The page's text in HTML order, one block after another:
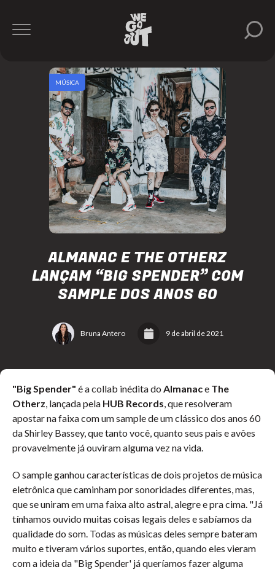
ALMANAC E THE OTHERZ
LANÇAM “BIG SPENDER” COM
SAMPLE DOS ANOS 60
Bruna Antero 9 de abril de 2021
MÚSICA
"Big Spender" é a collab inédita do Almanace The
Otherz, lançada pela HUB Records, que resolveram
apostar na faixa com um sample de um clássico dos anos 60
da Shirley Bassey, que tanto você, quanto seus pais e avôes
provavelmente já ouviram alguma vez na vida.
O sample ganhou características de dois projetos de música
eletrônica que caminham por sonoridades diferentes, mas,
que se uniram em uma faixa alto astral, alegre e pra cima. "Já
tínhamos ouvido muitas coisas legais deles e sabíamos da
qualidade do som. Todas as músicas deles sempre bateram
muito e tiveram vários suportes, então, quando eles vieram
com a ideia da "Big Spender' já queríamos fazer alguma